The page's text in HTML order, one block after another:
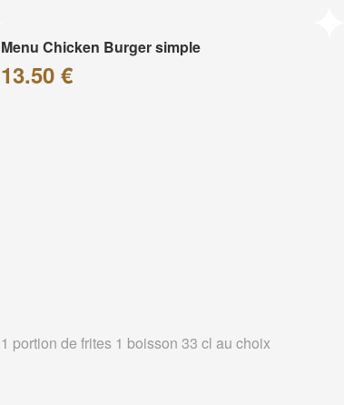
Menu Chicken Burger simple
13.50 €
1 portion de frites 1 boisson 33 cl au choix